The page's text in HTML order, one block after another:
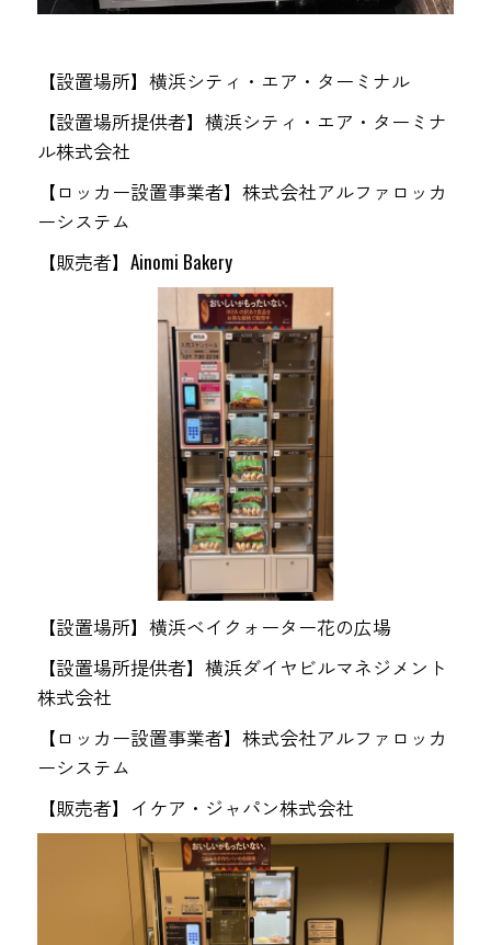
【設置場所】横浜シティ・エア・ターミナル
【設置場所提供者】横浜シティ・エア・ターミナ
ル株式会社
【ロッカー設置事業者】株式会社アルファロッカ
ーシステム
【販売者】Ainomi Bakery
【設置場所】横浜ベイクォーター花の広場
【設置場所提供者】横浜ダイヤビルマネジメント
株式会社
【ロッカー設置事業者】株式会社アルファロッカ
ーシステム
【販売者】イケア・ジャパン株式会社